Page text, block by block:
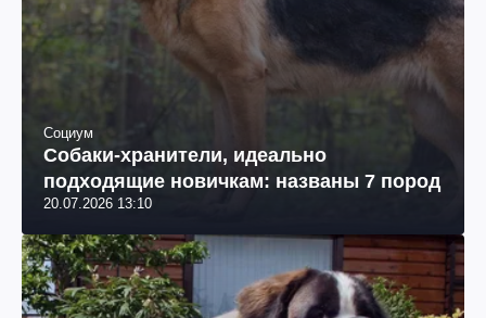
Социум
Собаки-хранители, идеально
подходящие новичкам: названы 7 пород
20.07.2026 13:10